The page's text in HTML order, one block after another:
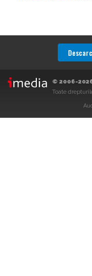
© 2006-
Toate